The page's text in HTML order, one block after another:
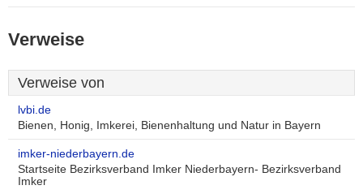
Verweise
Verweise von
lvbi.de
Bienen, Honig, Imkerei, Bienenhaltung und Natur in Bayern
imker-niederbayern.de
Startseite Bezirksverband Imker Niederbayern- Bezirksverband
Imker